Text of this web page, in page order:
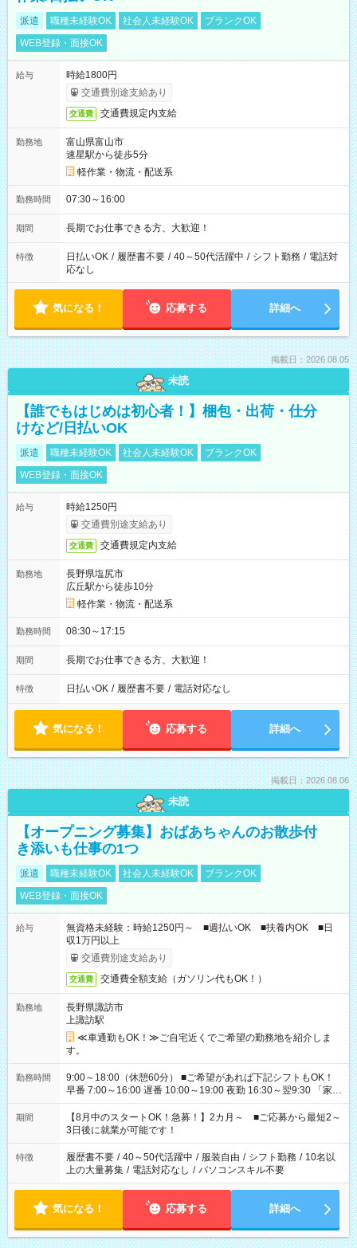
派遣 職種未経験OK 社会人未経験OK
ブランクOK
WEB登録・面接OK
給与
時給1800円
交通費別途支給あり
交通費 交通費規定内支給
勤務地
富山県富山市
速星駅から徒歩5分
軽作業・物流・配送系
勤務時間 07:30～16:00
期間 長期でお仕事できる方、大歓迎！
特徴 日払いOK / 履歴書不要 / 40～50代活躍中 / シフト勤務 / 電話対
応なし
気になる！ 応募する 詳細へ
掲載日：2026.08.05
未読
【誰でもはじめは初心者！】梱包・出荷・仕分
けなど/日払いOK
派遣 職種未経験OK 社会人未経験OK
ブランクOK
WEB登録・面接OK
給与
時給1250円
交通費別途支給あり
交通費 交通費規定内支給
勤務地
長野県塩尻市
広丘駅から徒歩10分
軽作業・物流・配送系
勤務時間 08:30～17:15
期間 長期でお仕事できる方、大歓迎！
特徴 日払いOK / 履歴書不要 / 電話対応なし
気になる！ 応募する 詳細へ
掲載日：2026.08.06
未読
【オープニング募集】おばあちゃんのお散歩付
き添いも仕事の1つ
派遣 職種未経験OK 社会人未経験OK
ブランクOK
WEB登録・面接OK
給与
無資格未経験：時給1250円～ ■週払いOK ■扶養内OK ■日
収1万円以上
交通費別途支給あり
交通費 交通費全額支給（ガソリン代もOK！）
勤務地
長野県諏訪市
上諏訪駅
≪車通勤もOK！≫ご自宅近くでご希望の勤務地を紹介しま
す。
勤務時間
9:00～18:00（休憩60分） ■ご希望があれば下記シフトもOK！
早番 7:00～16:00 遅番 10:00～19:00 夜勤 16:30～翌9:30 「家族
と休みを合わせたい」 「余裕を持って夕飯の準備がしたい」
「できれば残業はしたくない」 など、ご希望を教えてください
ね。 ※Wワーク希望の方へ 今ご覧のお仕事で希望する勤務時間
と、もう1つのお仕事の勤務時間。 合計で週40時間を超える場
合は応募できません。
期間
【8月中のスタートOK！急募！】2カ月～ ■ご応募から最短2～
3日後に就業が可能です！
特徴 履歴書不要 / 40～50代活躍中 / 服装自由 / シフト勤務 / 10名以
上の大量募集 / 電話対応なし / パソコンスキル不要
気になる！ 応募する 詳細へ